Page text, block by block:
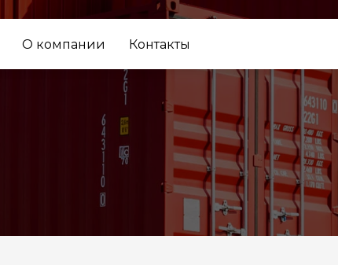
О компании Контакты